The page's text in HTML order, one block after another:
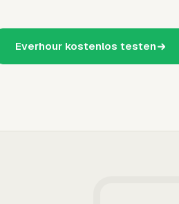
Everhour kostenlos testen